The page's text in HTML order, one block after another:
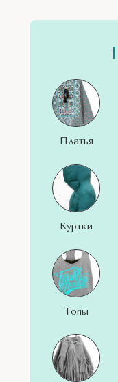
LET'S
LET'S
LET'S GO!
LET'S
Топы
LET'S GO!
LET'S
LET'S GO!
Куртки
Платья